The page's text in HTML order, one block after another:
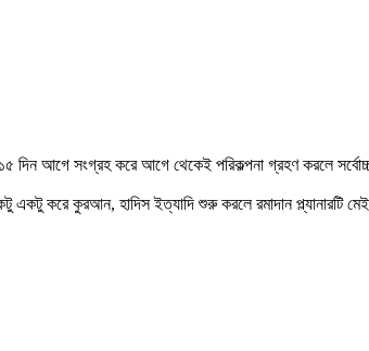
১৫ দিন আগে সংগ্রহ করে আগে থেকেই পরিকল্পনা গ্রহণ করলে
করে কুরআন, হাদিস ইত্যাদি শুরু করলে রমাদান প্ল্যানারটি